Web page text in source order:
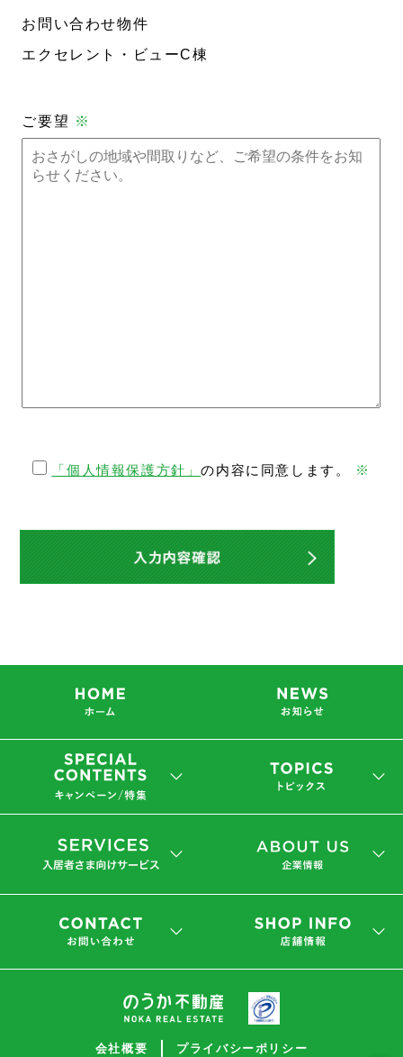
お問い合わせ物件
エクセレント・ビューC棟
ご要望 ※
「個人情報保護方針」の内容に同意します。 ※
会社概要 プライバシーポリシー